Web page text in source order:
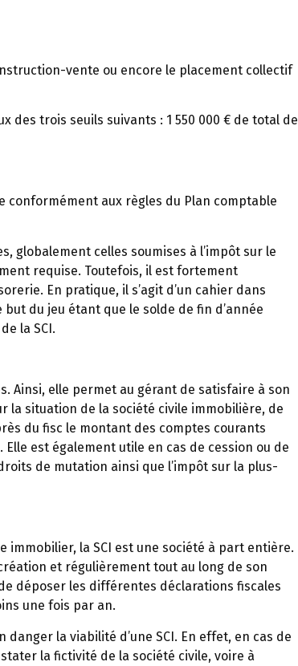
vente ou encore le placement collectif
des trois seuils suivants : 1 550 000 € de total de
aux règles du Plan comptable
globalement celles soumises à l’impôt sur le
requise. Toutefois, il est fortement
En pratique, il s’agit d’un cahier dans
du jeu étant que le solde de fin d’année
la SCI.
Ainsi, elle permet au gérant de satisfaire à son
la situation de la société civile immobilière, de
du fisc le montant des comptes courants
est également utile en cas de cession ou de
de mutation ainsi que l’impôt sur la plus-
immobilier, la SCI est une société à part entière.
et régulièrement tout au long de son
déposer les différentes déclarations fiscales
une fois par an.
la viabilité d’une SCI. En effet, en cas de
la fictivité de la société civile, voire à